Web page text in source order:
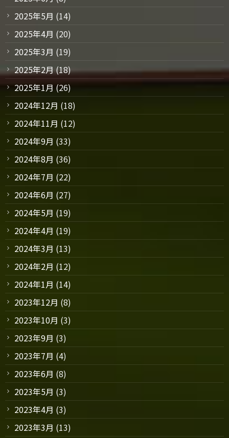
2025年5月 (14)
2025年4月 (20)
2025年3月 (19)
2025年2月 (18)
2025年1月 (26)
2024年12月 (18)
2024年11月 (12)
2024年9月 (33)
2024年8月 (36)
2024年7月 (22)
2024年6月 (27)
2024年5月 (19)
2024年4月 (19)
2024年3月 (13)
2024年2月 (12)
2024年1月 (14)
2023年12月 (8)
2023年10月 (3)
2023年9月 (3)
2023年7月 (4)
2023年6月 (8)
2023年5月 (3)
2023年4月 (3)
2023年3月 (13)